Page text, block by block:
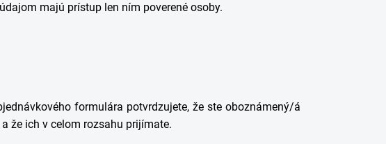
majú prístup len ním poverené osoby.
formulára potvrdzujete, že ste oboznámený/á
že ich v celom rozsahu prijímate.